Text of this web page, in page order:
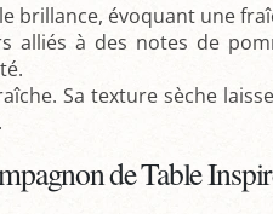
brillance, évoquant une
alliés à des notes de
Sa texture sèche
de Table